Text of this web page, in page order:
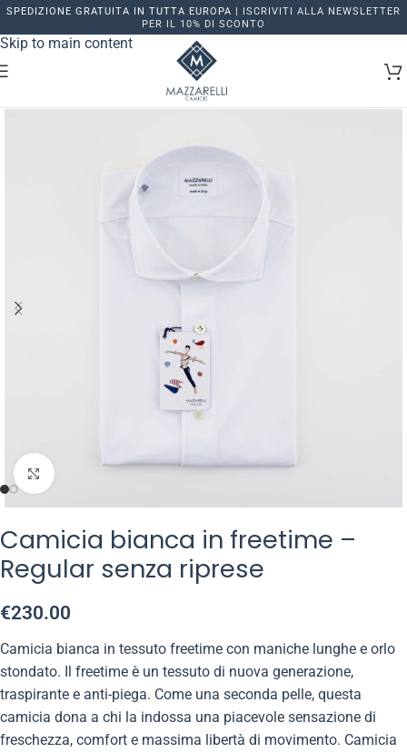
Skip to navigation
Skip to main content
SPEDIZIONE GRATUITA IN TUTTA EUROPA | ISCRIVITI ALLA NEWSLETTER
PER IL 10% DI SCONTO
Click to enlarge
Camicia bianca in freetime –
Regular senza riprese
€230.00
Camicia bianca in tessuto freetime con maniche lunghe e orlo
stondato. Il freetime è un tessuto di nuova generazione,
traspirante e anti-piega. Come una seconda pelle, questa
camicia dona a chi la indossa una piacevole sensazione di
freschezza, comfort e massima libertà di movimento. Camicia